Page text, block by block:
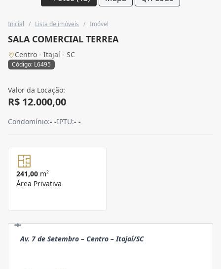
Inicial / Lista de imóveis / Imóvel
SALA COMERCIAL TERREA
Centro - Itajaí - SC
Código: L6495
Valor da Locação:
R$ 12.000,00
Condomínio:- -IPTU:- -
241,00 m²
Área Privativa
Av. 7 de Setembro – Centro – Itajaí/SC